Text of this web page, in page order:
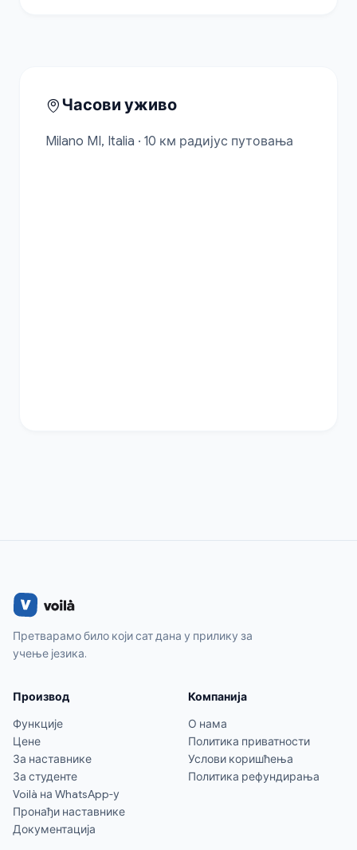
Часови уживо
Milano MI, Italia · 10 км радијус путовања
Претварамо било који сат дана у прилику за
учење језика.
Производ
Функције
Цене
За наставнике
За студенте
Voilà на WhatsApp-у
Пронађи наставнике
Документација
Компанија
О нама
Политика приватности
Услови коришћења
Политика рефундирања